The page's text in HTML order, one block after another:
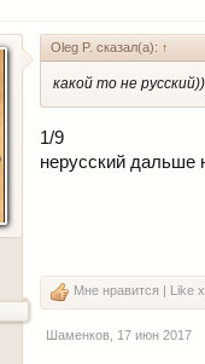
Oleg P. сказал(а): ↑
какой то не
1/9
нерусский дальше
Мне нравится | Like x
Шаменков 17 июн 2017